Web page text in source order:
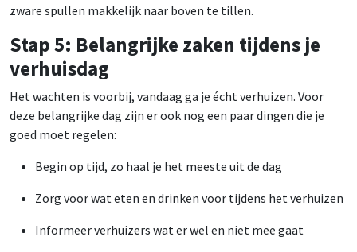
zware spullen makkelijk naar boven te tillen.
Stap 5: Belangrijke zaken tijdens je
verhuisdag
Het wachten is voorbij, vandaag ga je écht verhuizen. Voor
deze belangrijke dag zijn er ook nog een paar dingen die je
goed moet regelen:
Begin op tijd, zo haal je het meeste uit de dag
Zorg voor wat eten en drinken voor tijdens het verhuizen
Informeer verhuizers wat er wel en niet mee gaat